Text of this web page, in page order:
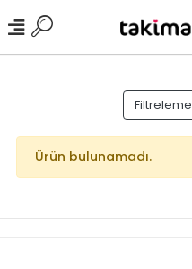
Filtreleme
Ürün bulunamadı.